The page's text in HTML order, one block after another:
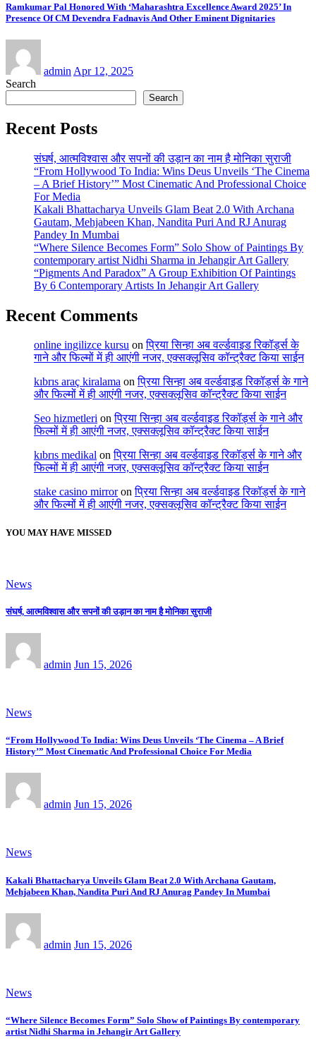
Ramkumar Pal Honored With ‘Maharashtra Excellence Award 2025’ In
Presence Of CM Devendra Fadnavis And Other Eminent Dignitaries
admin Apr 12, 2025
Search
Search
Recent Posts
संघर्ष, आत्मविश्वास और सपनों की उड़ान का नाम है मोनिका सुराजी
“From Hollywood To India: Wins Deus Unveils ‘The Cinema
– A Brief History’” Most Cinematic And Professional Choice
For Media
Kakali Bhattacharya Unveils Glam Beat 2.0 With Archana
Gautam, Mehjabeen Khan, Nandita Puri And RJ Anurag
Pandey In Mumbai
“Where Silence Becomes Form” Solo Show of Paintings By
contemporary artist Nidhi Sharma in Jehangir Art Gallery
“Pigments And Paradox” A Group Exhibition Of Paintings
By 6 Contemporary Artists In Jehangir Art Gallery
Recent Comments
online ingilizce kursu onप्रिया सिन्हा अब वर्ल्डवाइड रिकॉर्ड्स के
गाने और फिल्मों में ही आएंगी नजर, एक्सक्लूसिव कॉन्ट्रैक्ट किया साईन
kıbrıs araç kiralama onप्रिया सिन्हा अब वर्ल्डवाइड रिकॉर्ड्स के गाने
और फिल्मों में ही आएंगी नजर, एक्सक्लूसिव कॉन्ट्रैक्ट किया साईन
Seo hizmetleri onप्रिया सिन्हा अब वर्ल्डवाइड रिकॉर्ड्स के गाने और
फिल्मों में ही आएंगी नजर, एक्सक्लूसिव कॉन्ट्रैक्ट किया साईन
kıbrıs medikal onप्रिया सिन्हा अब वर्ल्डवाइड रिकॉर्ड्स के गाने और
फिल्मों में ही आएंगी नजर, एक्सक्लूसिव कॉन्ट्रैक्ट किया साईन
stake casino mirroronप्रिया सिन्हा अब वर्ल्डवाइड रिकॉर्ड्स के गाने
और फिल्मों में ही आएंगी नजर, एक्सक्लूसिव कॉन्ट्रैक्ट किया साईन
YOU MAY HAVE MISSED
News
संघर्ष, आत्मविश्वास और सपनों की उड़ान का नाम है मोनिका सुराजी
admin Jun 15, 2026
News
“From Hollywood To India: Wins Deus Unveils ‘The Cinema – A Brief
History’” Most Cinematic And Professional Choice For Media
admin Jun 15, 2026
News
Kakali Bhattacharya Unveils Glam Beat 2.0 With Archana Gautam,
Mehjabeen Khan, Nandita Puri And RJ Anurag Pandey In Mumbai
admin Jun 15, 2026
News
“Where Silence Becomes Form” Solo Show of Paintings By contemporary
artist Nidhi Sharma in Jehangir Art Gallery